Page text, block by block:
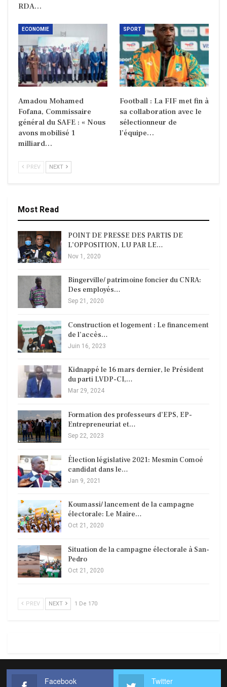
RDA…
ECONOMIE
Amadou Mohamed
Fofana, Commissaire
général du SAFE : « Nous
avons mobilisé 1
milliard…
SPORT
Football : La FIF met fin à
sa collaboration avec le
sélectionneur de
l’équipe…
PREV NEXT
Most Read
POINT DE PRESSE DES PARTIS DE
L’OPPOSITION, LU PAR LE…
Nov 1, 2020
Bingerville/ patrimoine foncier du CNRA:
Des employés…
Sep 21, 2020
Construction et logement : Le financement
de l’accès…
Juin 16, 2023
Kidnappé le 16 mars dernier, le Président
du parti LVDP-CI,…
Mar 29, 2024
Formation des professeurs d’EPS, EP-
Entrepreneuriat et…
Sep 22, 2023
Élection législative 2021: Mesmin Comoé
candidat dans le…
Jan 9, 2021
Koumassi/ lancement de la campagne
électorale: Le Maire…
Oct 21, 2020
Situation de la campagne électorale à San-
Pedro
Oct 21, 2020
PREV NEXT 1 De 170
Facebook Twitter